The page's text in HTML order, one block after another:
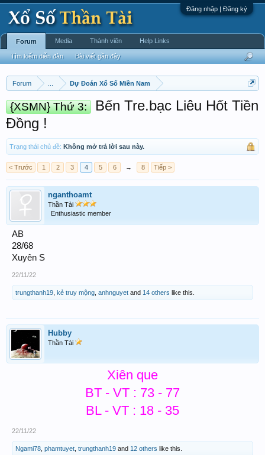
Đăng nhập | Đăng ký
Forum Dự Đoán Xổ Số Miền Nam
{XSMN} Thứ 3:
Bến Tre.bạc Liêu Hốt Tiền
Đồng !
Trạng thái chủ đề: Không mở trả lời sau này.
< Trước 1 2 3 4 5 6 → 8 Tiếp >
nganthoamt
Thần Tài
Enthusiastic member
AB
28/68
Xuyên S
22/11/22
trungthanh19 kẻ truy mộng anhnguyet and 14 others like this.
Hubby
Thần Tài
Xiên que
BT - VT : 73 - 77
BL - VT : 18 - 35
22/11/22
Ngami78 phamtuyet trungthanh19 and 12 others like this.
Forum
Tìm kiếm diễn đàn Bài viết gần đây
Media Thành viên Help Links